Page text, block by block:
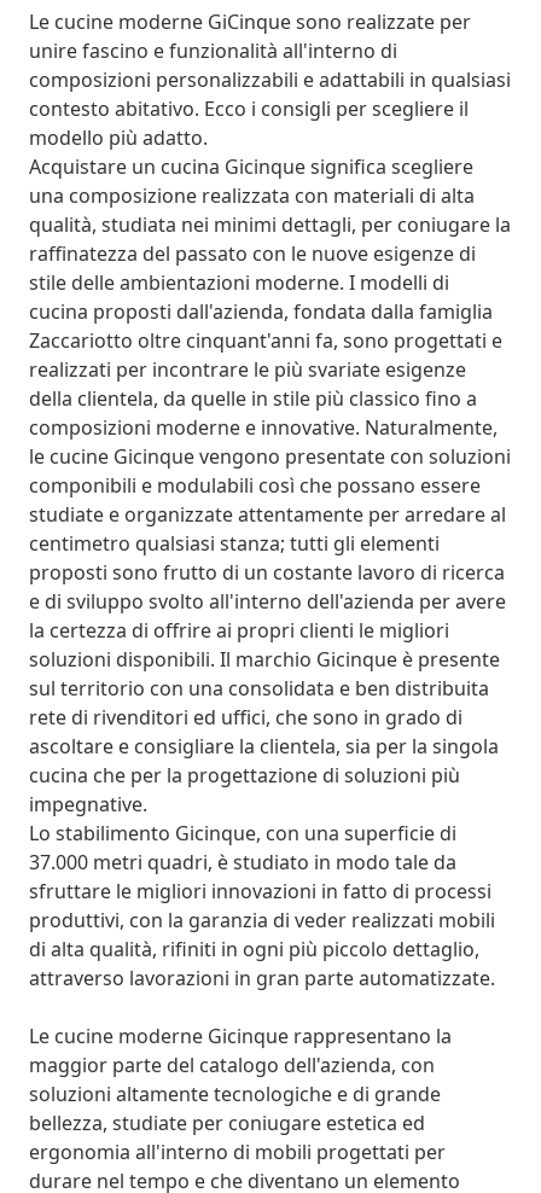
Le cucine moderne GiCinque sono realizzate per
unire fascino e funzionalità all'interno di
composizioni personalizzabili e adattabili in qualsiasi
contesto abitativo. Ecco i consigli per scegliere il
modello più adatto.
Acquistare un cucina Gicinque significa scegliere
una composizione realizzata con materiali di alta
qualità, studiata nei minimi dettagli, per coniugare la
raffinatezza del passato con le nuove esigenze di
stile delle ambientazioni moderne. I modelli di
cucina proposti dall'azienda, fondata dalla famiglia
Zaccariotto oltre cinquant'anni fa, sono progettati e
realizzati per incontrare le più svariate esigenze
della clientela, da quelle in stile più classico fino a
composizioni moderne e innovative. Naturalmente,
le cucine Gicinque vengono presentate con soluzioni
componibili e modulabili così che possano essere
studiate e organizzate attentamente per arredare al
centimetro qualsiasi stanza; tutti gli elementi
proposti sono frutto di un costante lavoro di ricerca
e di sviluppo svolto all'interno dell'azienda per avere
la certezza di offrire ai propri clienti le migliori
soluzioni disponibili. Il marchio Gicinque è presente
sul territorio con una consolidata e ben distribuita
rete di rivenditori ed uffici, che sono in grado di
ascoltare e consigliare la clientela, sia per la singola
cucina che per la progettazione di soluzioni più
impegnative.
Lo stabilimento Gicinque, con una superficie di
37.000 metri quadri, è studiato in modo tale da
sfruttare le migliori innovazioni in fatto di processi
produttivi, con la garanzia di veder realizzati mobili
di alta qualità, rifiniti in ogni più piccolo dettaglio,
attraverso lavorazioni in gran parte automatizzate.
Le cucine moderne Gicinque rappresentano la
maggior parte del catalogo dell'azienda, con
soluzioni altamente tecnologiche e di grande
bellezza, studiate per coniugare estetica ed
ergonomia all'interno di mobili progettati per
durare nel tempo e che diventano un elemento